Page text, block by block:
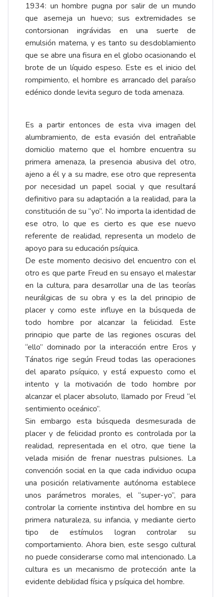
1934: un hombre pugna por salir de un mundo
que asemeja un huevo; sus extremidades se
contorsionan ingrávidas en una suerte de
emulsión materna, y es tanto su desdoblamiento
que se abre una fisura en el globo ocasionando el
brote de un líquido espeso. Este es el inicio del
rompimiento, el hombre es arrancado del paraíso
edénico donde levita seguro de toda amenaza.
Es a partir entonces de esta viva imagen del
alumbramiento, de esta evasión del entrañable
domicilio materno que el hombre encuentra su
primera amenaza, la presencia abusiva del otro,
ajeno a él y a su madre, ese otro que representa
por necesidad un papel social y que resultará
definitivo para su adaptación a la realidad, para la
constitución de su “yo”. No importa la identidad de
ese otro, lo que es cierto es que ese nuevo
referente de realidad, representa un modelo de
apoyo para su educación psíquica.
De este momento decisivo del encuentro con el
otro es que parte Freud en su ensayo el malestar
en la cultura, para desarrollar una de las teorías
neurálgicas de su obra y es la del principio de
placer y como este influye en la búsqueda de
todo hombre por alcanzar la felicidad. Este
principio que parte de las regiones oscuras del
“ello” dominado por la interacción entre Eros y
Tánatos rige según Freud todas las operaciones
del aparato psíquico, y está expuesto como el
intento y la motivación de todo hombre por
alcanzar el placer absoluto, llamado por Freud “el
sentimiento oceánico”.
Sin embargo esta búsqueda desmesurada de
placer y de felicidad pronto es controlada por la
realidad, representada en el otro, que tiene la
velada misión de frenar nuestras pulsiones. La
convención social en la que cada individuo ocupa
una posición relativamente autónoma establece
unos parámetros morales, el “super-yo”, para
controlar la corriente instintiva del hombre en su
primera naturaleza, su infancia, y mediante cierto
tipo de estímulos logran controlar su
comportamiento. Ahora bien, este sesgo cultural
no puede considerarse como mal intencionado. La
cultura es un mecanismo de protección ante la
evidente debilidad física y psíquica del hombre.